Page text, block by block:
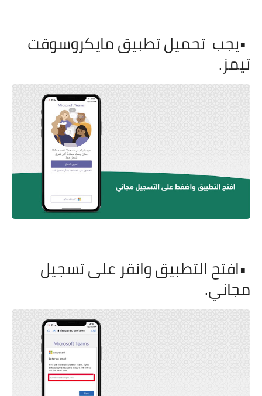
•يجب تحميل تطبيق مايكروسوقت
تيمز.
•افتح التطبيق وانقر على تسجيل
مجاني.